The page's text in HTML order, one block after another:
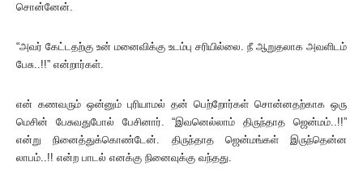
சொன்னேன்.
“அவர் கேட்டதற்கு உன் மனைவிக்கு உடம்பு சரியில்லை. நீ ஆறுதலாக அவளிடம்
பேசு..!!” என்றார்கள்.
என் கணவரும் ஒன்னும் புரியாமல் தன் பெற்றோர்கள் சொன்னதற்காக ஒரு
மெசின் பேசுவதுபோல் பேசினார். “இவனெல்லாம் திருந்தாத ஜென்மம்..!!”
என்று நினைத்துக்கொண்டேன். திருந்தாத ஜென்மங்கள் இருந்தென்ன
லாபம்..!! என்ற பாடல் எனக்கு நினைவுக்கு வந்தது.